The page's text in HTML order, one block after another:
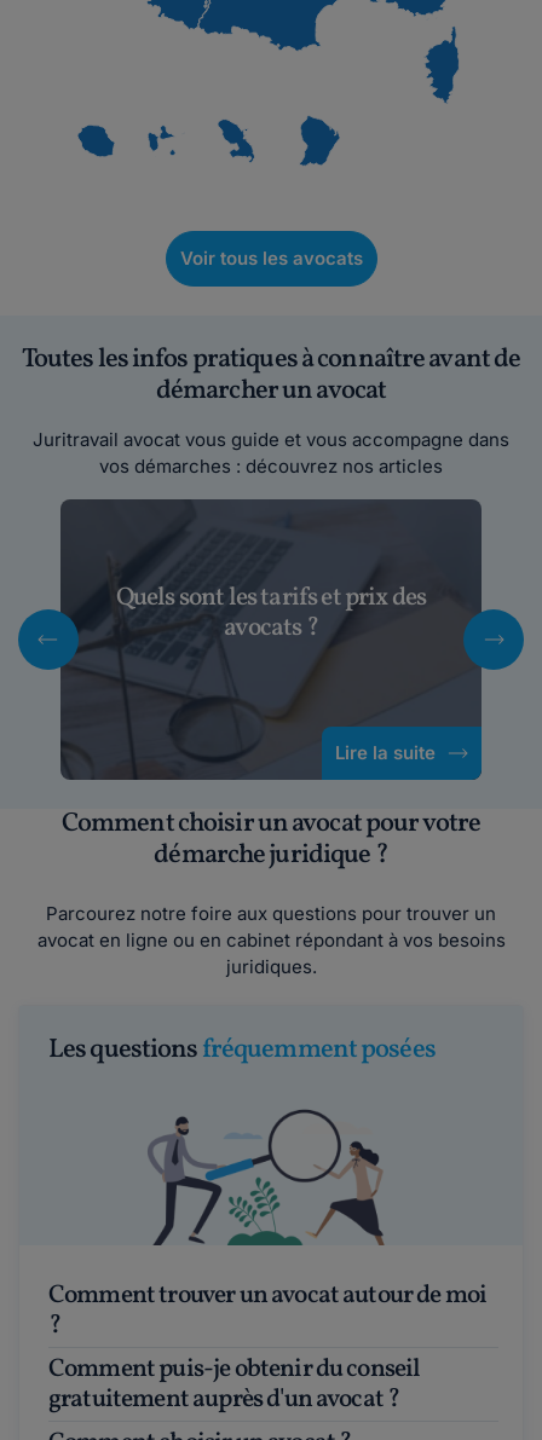
Voir tous les avocats
Toutes les infos pratiques à connaître avant de
démarcher un avocat
Juritravail avocat vous guide et vous accompagne dans
vos démarches : découvrez nos articles
Quels sont les tarifs et prix des
avocats ?
Lire la suite
Comment choisir un avocat pour votre
démarche juridique ?
Parcourez notre foire aux questions pour trouver un
avocat en ligne ou en cabinet répondant à vos besoins
juridiques.
Les questionsfréquemment posées
Comment trouver un avocat autour de moi
?
Comment puis-je obtenir du conseil
gratuitement auprès d'un avocat ?